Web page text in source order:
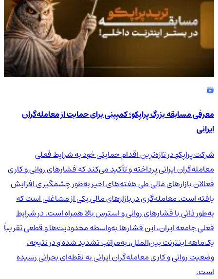
معرفی مسابقه بزرگ پراپکو؛ کمپینی برای حمایت از معامله‌گران
ایرانی
شرکت پراپکو در تازه‌ترین اقدام حمایتی خود به شرایط فعلی
معامله‌گران ایرانی پرداخته و تأکید می‌کند که فشارهای روانی و کاری
فعالان بازارهای مالی طی هفته‌های اخیر به‌طور چشمگیری افزایش
یافته است. معامله‌گری در بازارهای مالی یکی از مشاغلی است که
به‌طور ذاتی با فشارهای روانی و استرس بالا همراه است. در شرایط
فعلی جامعه ایران، این فشارها به‌واسطه محدودیت‌ها و قطعی تقریباً
یک‌ماهه اینترنت بین‌الملل، به‌مراتب تشدید شده و در نتیجه،
وضعیت روانی و کاری معامله‌گران ایرانی به نقطه‌ای بحرانی رسیده
است.